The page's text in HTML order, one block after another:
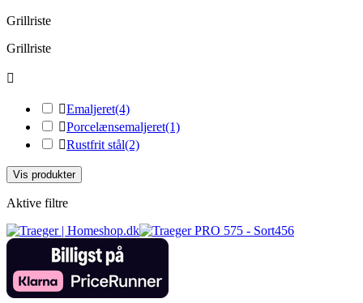
Grillriste
Grillriste

Emaljeret(4)
Porcelænsemaljeret(1)
Rustfrit stål(2)
Vis produkter
Aktive filtre